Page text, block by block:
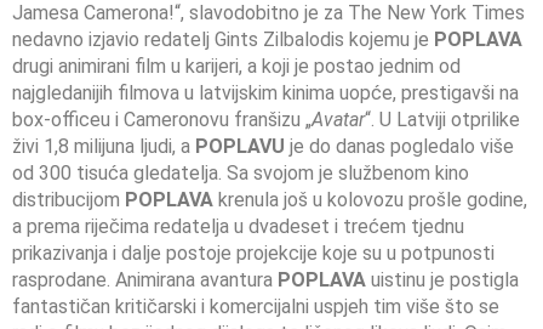
Jamesa Camerona!“, slavodobitno je za The New York Times
nedavno izjavio redatelj Gints Zilbalodis kojemu je POPLAVA
drugi animirani film u karijeri, a koji je postao jednim od
najgledanijih filmova u latvijskim kinima uopće, prestigavši na
box-officeu i Cameronovu franšizu „Avatar“. U Latviji otprilike
živi 1,8 milijuna ljudi, a POPLAVU je do danas pogledalo više
od 300 tisuća gledatelja. Sa svojom je službenom kino
distribucijom POPLAVA krenula još u kolovozu prošle godine,
a prema riječima redatelja u dvadeset i trećem tjednu
prikazivanja i dalje postoje projekcije koje su u potpunosti
rasprodane. Animirana avantura POPLAVA uistinu je postigla
fantastičan kritičarski i komercijalni uspjeh tim više što se